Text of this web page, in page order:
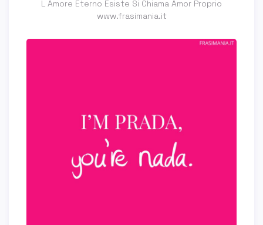
L Amore Eterno Esiste Si Chiama Amor Proprio
www.frasimania.it